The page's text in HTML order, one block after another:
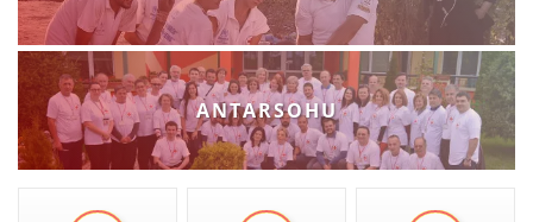
NIVELI I STRUKTURËS ORGANIZATIVE
DISEMINIMI
DREJTA NDERKOMBETARE HUMANITARE
PROMOVIMI I VLERAVE HUMANE
ANTARSOHU